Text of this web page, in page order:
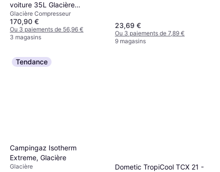
voiture 35L Glacière
électrique portable avec
écran LCD numérique Gris
Glacière Compresseur
170,90 €
Ou 3 paiements de 56,96 €
3 magasins
23,69 €
Ou 3 paiements de 7,89 €
9 magasins
Tendance
Campingaz Isotherm
Extreme, Glacière
Glacière
Dometic TropiCool TCX 21 -